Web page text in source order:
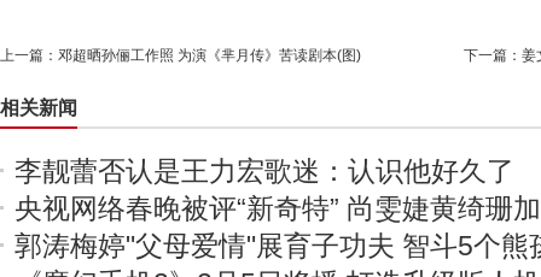
上一篇： 邓超晒孙俪工作照 为演《芈月传》苦读剧本(图) 下一篇： 姜
相关新闻
李靓蕾否认是王力宏歌迷：认识他好久了
央视网络春晚被评“新奇特” 尚雯婕黄绮珊
郭涛梅婷"父母爱情"展育子功夫 智斗5个熊